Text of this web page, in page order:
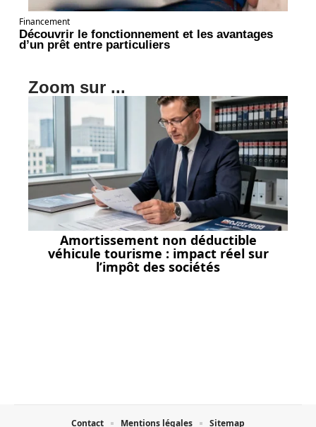
Financement
Découvrir le fonctionnement et les avantages
d’un prêt entre particuliers
Zoom sur ...
Amortissement non déductible
véhicule tourisme : impact réel sur
l’impôt des sociétés
Contact Mentions légales Sitemap